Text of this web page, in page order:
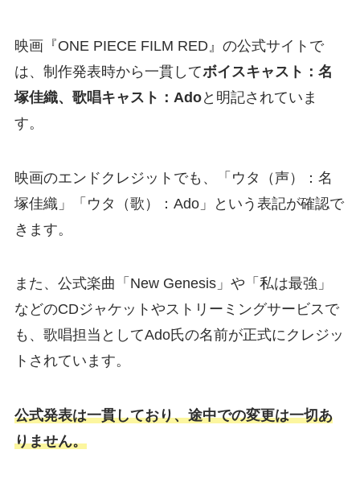
映画『ONE PIECE FILM RED』の公式サイトで
は、制作発表時から一貫してボイスキャスト：名
塚佳織、歌唱キャスト：Adoと明記されていま
す。
映画のエンドクレジットでも、「ウタ（声）：名
塚佳織」「ウタ（歌）：Ado」という表記が確認で
きます。
また、公式楽曲「New Genesis」や「私は最強」
などのCDジャケットやストリーミングサービスで
も、歌唱担当としてAdo氏の名前が正式にクレジッ
トされています。
公式発表は一貫しており、途中での変更は一切あ
りません。